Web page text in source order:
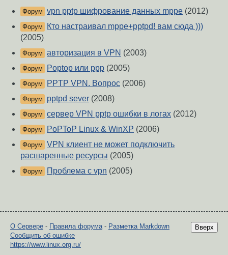
Форум vpn pptp шифрование данных mppe (2012)
Форум
Кто настраивал mppe+pptpd! вам сюда )))
(2005)
Форум авторизация в VPN (2003)
Форум Poptop или ppp (2005)
Форум PPTP VPN. Вопрос (2006)
Форум pptpd sever (2008)
Форум сервер VPN pptp ошибки в логах (2012)
Форум PoPToP Linux & WinXP (2006)
Форум VPN клиент не может подключить
расшаренные ресурсы (2005)
Форум Проблема с vpn (2005)
Вверх
О Сервере - Правила форума- Разметка Markdown
Сообщить об ошибке
https://www.linux.org.ru/